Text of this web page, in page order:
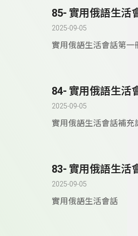
2025-09-05
實用俄語生活會話第一
2025-09-05
實用俄語生活會話補充
83- 實用俄語生活
2025-09-05
實用俄語生活會話